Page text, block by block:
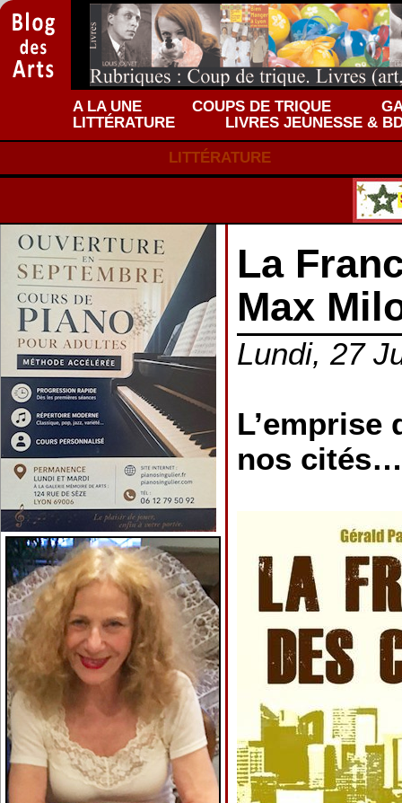
A LA UNE COUPS DE TRIQUE
LITTÉRATURE
LIVRES JEUNESSE &
LITTÉRATURE
La
Max
Lundi, 27
L’emprise
nos cités…